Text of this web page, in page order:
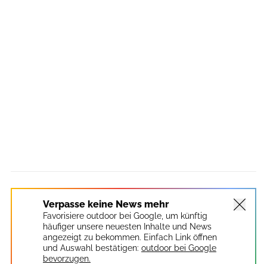
Verpasse keine News mehr
Favorisiere outdoor bei Google, um künftig
häufiger unsere neuesten Inhalte und News
angezeigt zu bekommen. Einfach Link öffnen
und Auswahl bestätigen: outdoor bei Google
bevorzugen.